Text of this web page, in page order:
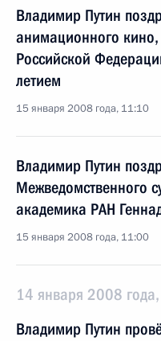
Владимир Путин
анимационного кино,
Российской
летием
15 января 2008 года, 11:10
Владимир Путин
Межведомственного
академика РАН
15 января 2008 года, 11:00
14 января 2008
Владимир Путин